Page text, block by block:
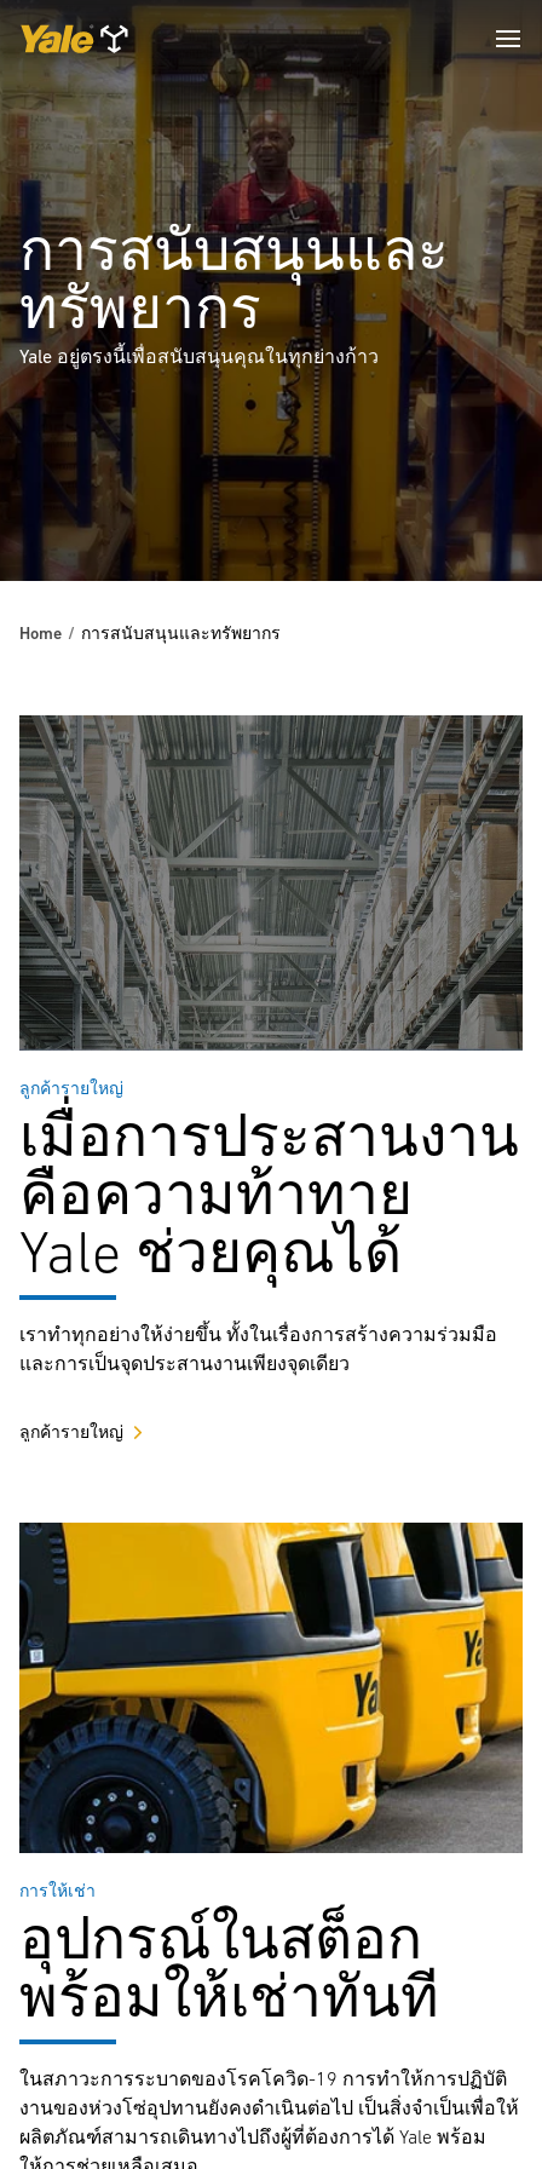
การสนับสนุนและ
ทรัพยากร
Yale อยู่ตรงนี้เพื่อสนับสนุนคุณในทุกย่างก้าว
Home การสนับสนุนและทรัพยากร
ลูกค้ารายใหญ่
เมื่อการประสานงาน
คือความท้าทาย
Yale ช่วยคุณได้
เราทำทุกอย่างให้ง่ายขึ้น ทั้งในเรื่องการสร้างความร่วมมือ
และการเป็นจุดประสานงานเพียงจุดเดียว
ลูกค้ารายใหญ่
การให้เช่า
อุปกรณ์ในสต็อก
พร้อมให้เช่าทันที
ในสภาวะการระบาดของโรคโควิด-19 การทำให้การปฏิบัติ
งานของห่วงโซ่อุปทานยังคงดำเนินต่อไป เป็นสิ่งจำเป็นเพื่อให้
ผลิตภัณฑ์สามารถเดินทางไปถึงผู้ที่ต้องการได้ Yale พร้อม